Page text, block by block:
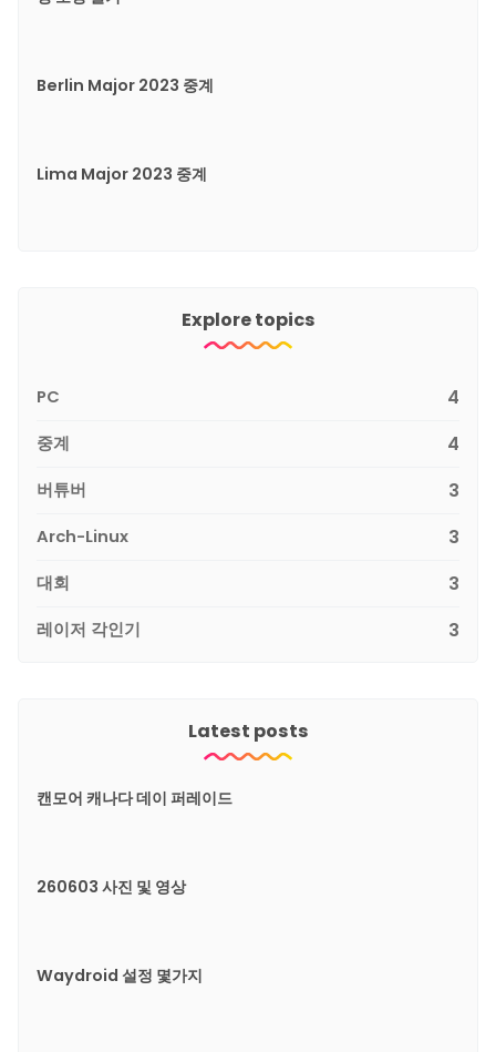
Berlin Major 2023 중계
Lima Major 2023 중계
Explore topics
PC 4
중계 4
버튜버 3
Arch-Linux 3
대회 3
레이저 각인기 3
Latest posts
캔모어 캐나다 데이 퍼레이드
260603 사진 및 영상
Waydroid 설정 몇가지